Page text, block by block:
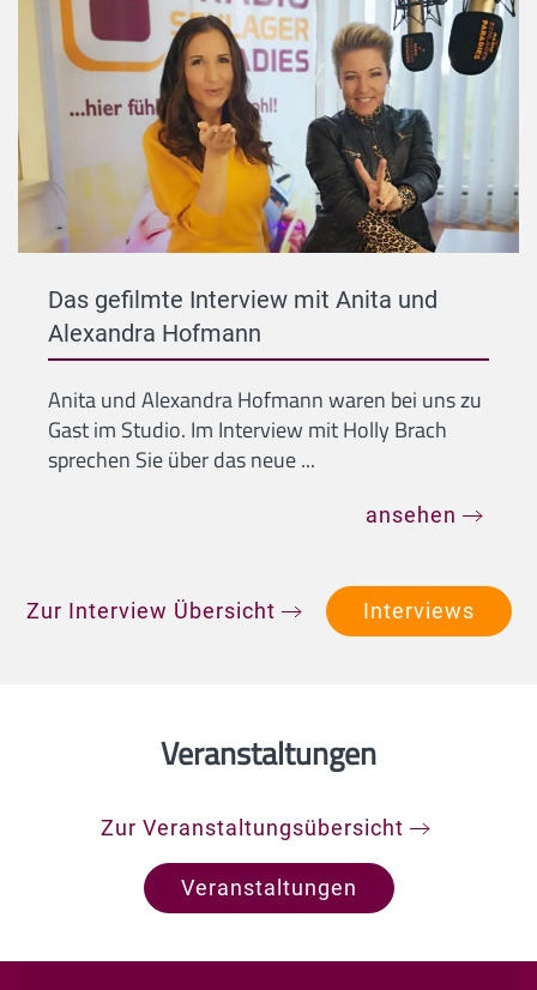
Das gefilmte Interview mit Anita und
Alexandra Hofmann
Anita und Alexandra Hofmann waren bei uns zu
Gast im Studio. Im Interview mit Holly Brach
sprechen Sie über das neue ...
ansehen
Zur Interview Übersicht Interviews
Veranstaltungen
Zur Veranstaltungsübersicht
Veranstaltungen